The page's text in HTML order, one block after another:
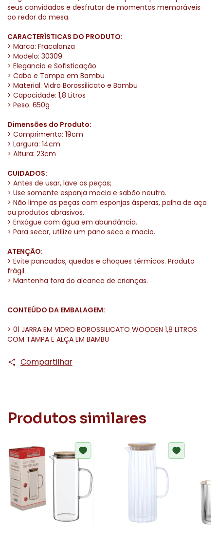
seus convidados e desfrutar de momentos memoráveis
ao redor da mesa.
CARACTERÍSTICAS DO PRODUTO:
> Marca: Fracalanza
> Modelo: 30309
> Elegancia e Sofisticação
> Cabo e Tampa em Bambu
> Material: Vidro Borossilicato e Bambu
> Capacidade: 1,8 Litros
> Peso: 650g
Dimensões do Produto:
> Comprimento: 19cm
> Largura: 14cm
> Altura: 23cm
CUIDADOS:
> Antes de usar, lave as peças;
> Use somente esponja macia e sabão neutro.
> Não limpe as peças com esponjas ásperas, palha de aço
ou produtos abrasivos.
> Enxágue com água em abundância.
> Para secar, utilize um pano seco e macio.
ATENÇÃO:
> Evite pancadas, quedas e choques térmicos. Produto
frágil.
> Mantenha fora do alcance de crianças.
CONTEÚDO DA EMBALAGEM:
> 01 JARRA EM VIDRO BOROSSILICATO WOODEN 1,8 LITROS
COM TAMPA E ALÇA EM BAMBU
Compartilhar
Produtos similares